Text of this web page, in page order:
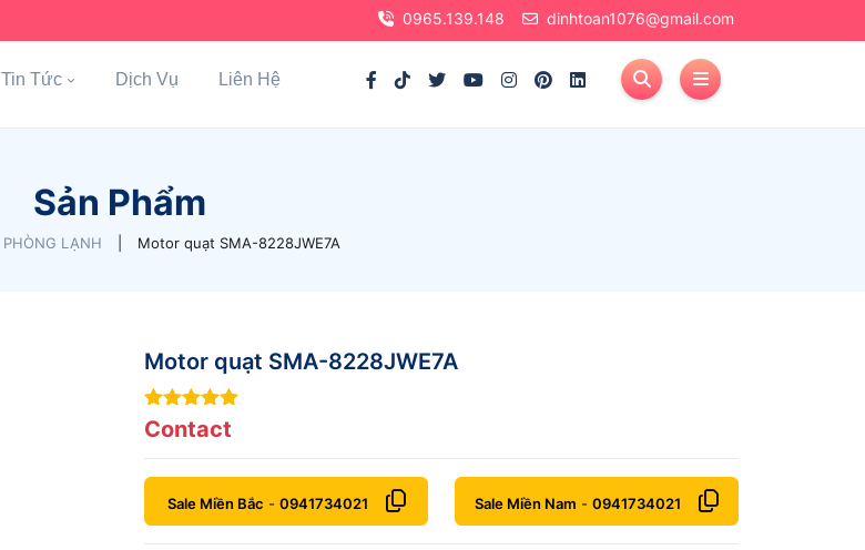
0965.139.148 dinhtoan1076@gmail.com
Tin Tức Dịch Vụ Liên Hệ
Sản Phẩm
PHÒNG LẠNH Motor quạt SMA-8228JWE7A
Motor quạt SMA-8228JWE7A
7out of 5
Contact
Sale Miền Bắc - 0941734021 Sale Miền Nam -0941734021